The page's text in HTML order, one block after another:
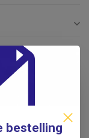
bestelling